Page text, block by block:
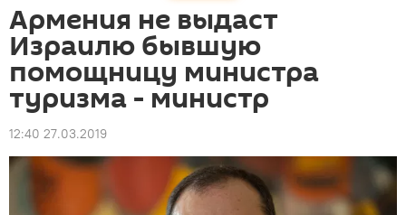
Армения не выдаст
Израилю бывшую
помощницу министра
туризма - министр
12:40 27.03.2019